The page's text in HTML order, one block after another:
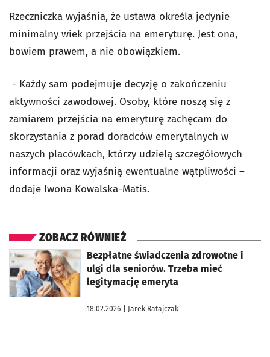
Rzeczniczka wyjaśnia, że ustawa określa jedynie
minimalny wiek przejścia na emeryturę. Jest ona,
bowiem prawem, a nie obowiązkiem.
­- Każdy sam podejmuje decyzję o zakończeniu
aktywności zawodowej. Osoby, które noszą się z
zamiarem przejścia na emeryturę zachęcam do
skorzystania z porad doradców emerytalnych w
naszych placówkach, którzy udzielą szczegółowych
informacji oraz wyjaśnią ewentualne wątpliwości –
dodaje Iwona Kowalska-Matis.
ZOBACZ RÓWNIEŻ
Bezpłatne świadczenia zdrowotne i
ulgi dla seniorów. Trzeba mieć
legitymację emeryta
18.02.2026 | Jarek Ratajczak
otworzy się w nowej karcie